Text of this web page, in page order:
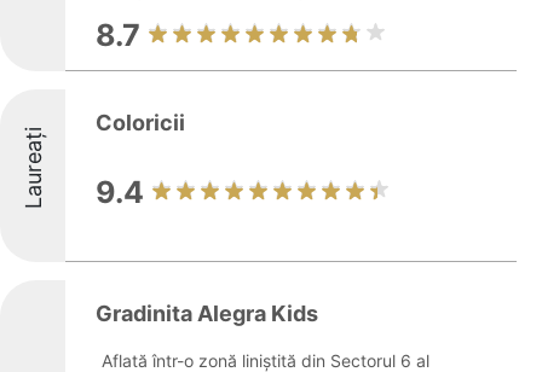
8.7
Laureați
Coloricii
9.4
Gradinita Alegra Kids
Aflată într-o zonă liniștită din Sectorul 6 al